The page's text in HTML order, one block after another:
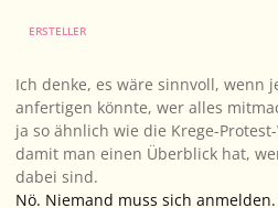
ERSTELLER
Ich denke, es wäre sinnvoll, wenn
anfertigen könnte, wer alles
ja so ähnlich wie die Krege-
damit man einen Überblick hat,
dabei sind.
Nö. Niemand muss sich